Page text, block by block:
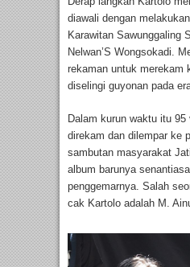
diawali dengan
Karawitan Sawunggaling
Nelwan’S Wongsokadi.
rekaman untuk merekam
diselingi guyonan pada
Dalam kurun waktu itu 95
direkam dan dilempar ke
sambutan masyarakat
album barunya
penggemarnya. Salah
cak Kartolo adalah M.